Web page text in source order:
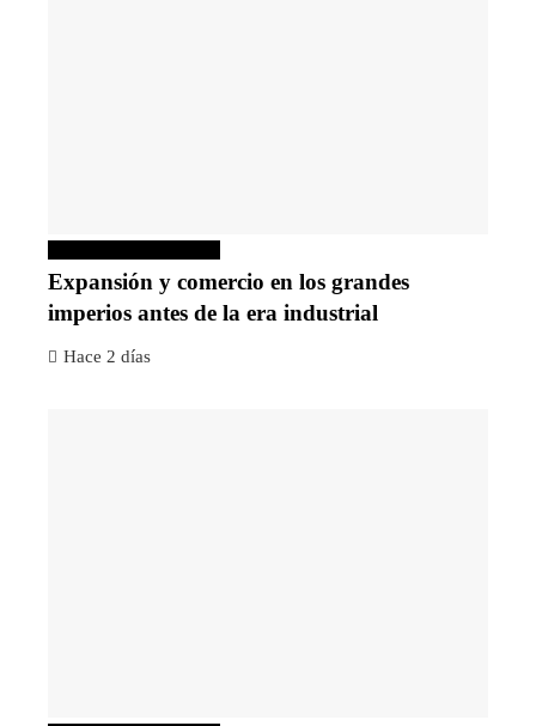
Expansión y comercio en los grandes
imperios antes de la era industrial
Hace 2 días